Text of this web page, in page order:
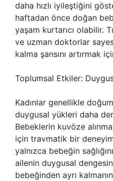
daha hızlı iyileştiğini
haftadan önce doğan
yaşam kurtarıcı olabilir.
ve uzman doktorlar
kalma şansını artırmak
Toplumsal Etkiler:
Kadınlar genellikle
duygusal yükleri daha
Bebeklerin kuvöze
için travmatik bir
yalnızca bebeğin
ailenin duygusal
bebeğinden ayrı